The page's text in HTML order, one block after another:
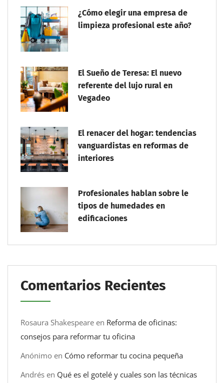
¿Cómo elegir una empresa de
limpieza profesional este año?
El Sueño de Teresa: El nuevo
referente del lujo rural en
Vegadeo
El renacer del hogar: tendencias
vanguardistas en reformas de
interiores
Profesionales hablan sobre le
tipos de humedades en
edificaciones
Comentarios Recientes
Rosaura Shakespeare en Reforma de oficinas:
consejos para reformar tu oficina
Anónimo en Cómo reformar tu cocina pequeña
Andrés en Qué es el gotelé y cuales son las técnicas